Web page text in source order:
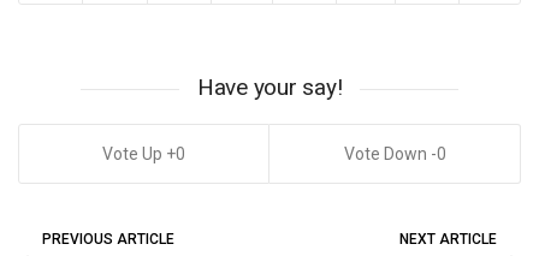
Have your say!
0 0
PREVIOUS ARTICLE NEXT ARTICLE